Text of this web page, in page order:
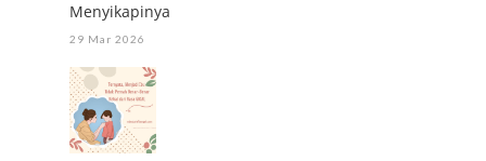
Menyikapinya
29 Mar 2026